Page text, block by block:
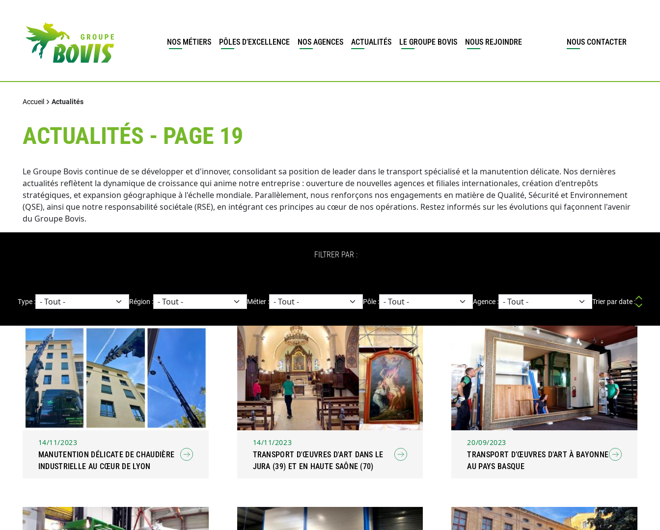
NOS MÉTIERS PÔLES D’EXCELLENCE NOS AGENCES ACTUALITÉS LE GROUPE BOVIS NOUS REJOINDRE NOUS CONTACTER
Accueil Actualités
ACTUALITÉS - PAGE 19
Le Groupe Bovis continue de se développer et d'innover, consolidant sa position de leader dans le transport spécialisé et la manutention délicate. Nos dernières
actualités reflètent la dynamique de croissance qui anime notre entreprise : ouverture de nouvelles agences et filiales internationales, création d'entrepôts
stratégiques, et expansion géographique à l'échelle mondiale. Parallèlement, nous renforçons nos engagements en matière de Qualité, Sécurité et Environnement
(QSE), ainsi que notre responsabilité sociétale (RSE), en intégrant ces principes au cœur de nos opérations. Restez informés sur les évolutions qui façonnent l'avenir
du Groupe Bovis.
FILTRER PAR :
Type : Région : Métier : Pôle : Agence : Trier par date :
14/11/2023
MANUTENTION DÉLICATE DE CHAUDIÈRE
INDUSTRIELLE AU CŒUR DE LYON
14/11/2023
TRANSPORT D'ŒUVRES D'ART DANS LE
JURA (39) ET EN HAUTE SAÔNE (70)
20/09/2023
TRANSPORT D’ŒUVRES D’ART À BAYONNE
AU PAYS BASQUE